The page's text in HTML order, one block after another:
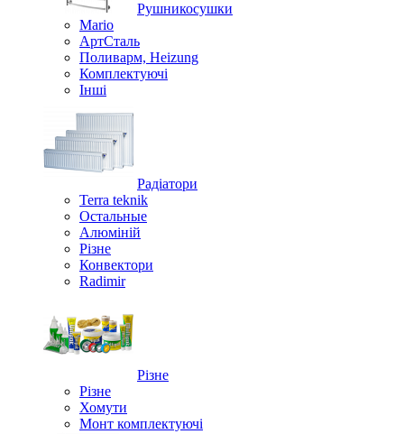
Рушникосушки
Mario
АртСталь
Поливарм, Heizung
Комплектуючі
Інші
Радіатори
Terra teknik
Остальные
Алюміній
Різне
Конвектори
Radimir
Різне
Різне
Хомути
Монт комплектуючі